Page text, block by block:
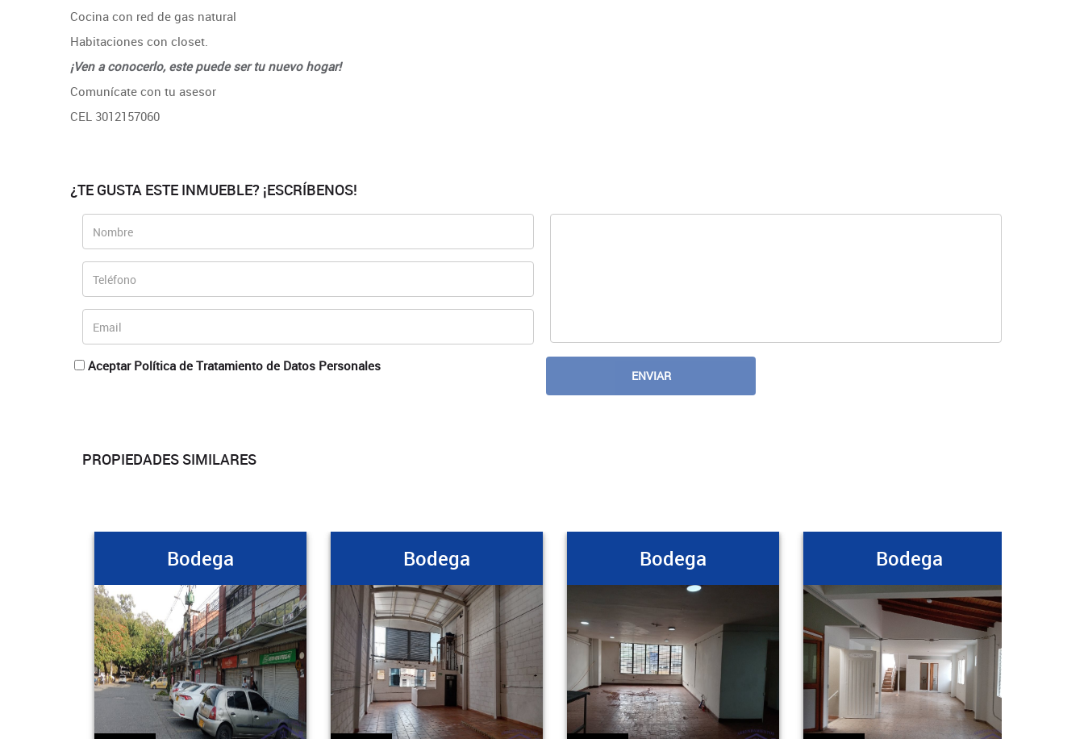
Cocina con red de gas natural
Habitaciones con closet.
¡Ven a conocerlo, este puede ser tu nuevo hogar!
Comunícate con tu asesor
CEL 3012157060
¿TE GUSTA ESTE INMUEBLE? ¡ESCRÍBENOS!
Aceptar Política de Tratamiento de Datos Personales
PROPIEDADES SIMILARES
Bodega Bodega Bodega Bodega